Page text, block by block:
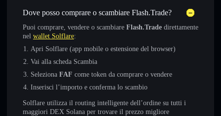
Dove posso comprare o scambiare Flash.Trade?
Puoi comprare, vendere o scambiare Flash.Trade direttamente
nel wallet Solflare:
Apri Solflare (app mobile o estensione del browser)
Vai alla scheda Scambia
Seleziona FAF come token da comprare o vendere
Inserisci l’importo e conferma lo scambio
Solflare utilizza il routing intelligente dell’ordine su tutti i
maggiori DEX Solana per trovare il prezzo migliore